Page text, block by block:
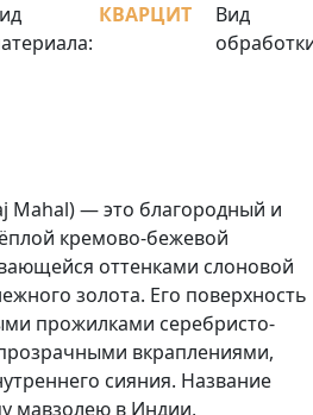
КВАРЦИТ
Вид
Mahal) — это благородный и
кремово-бежевой
оттенками слоновой
золота. Его поверхность
прожилками серебристо-
вкраплениями,
сияния. Название
мавзолею в Индии,